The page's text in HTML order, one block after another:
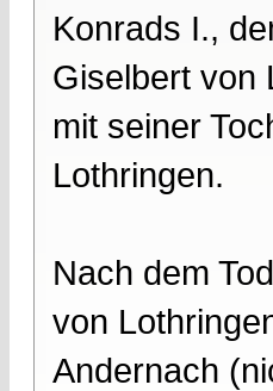
Konrads I.,
Giselbert von
mit seiner
Lothringen.
Nach dem
von
Andernach